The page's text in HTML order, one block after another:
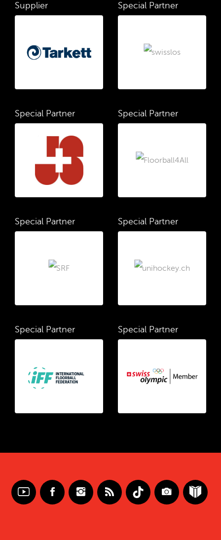
Supplier Special Partner
Special Partner Special Partner
Special Partner Special Partner
Special Partner Special Partner